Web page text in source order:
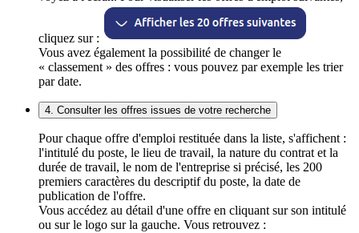
cliquez sur :
Vous avez également la possibilité de changer le
« classement » des offres : vous pouvez par exemple les trier
par date.
4. Consulter les offres issues de votre recherche
Pour chaque offre d'emploi restituée dans la liste, s'affichent :
l'intitulé du poste, le lieu de travail, la nature du contrat et la
durée de travail, le nom de l'entreprise si précisé, les 200
premiers caractères du descriptif du poste, la date de
publication de l'offre.
Vous accédez au détail d'une offre en cliquant sur son intitulé
ou sur le logo sur la gauche. Vous retrouvez :